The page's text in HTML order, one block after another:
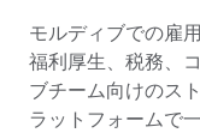
グローバル給
コンプライアン
Employer of
グローバル展開
各国の制度に対応
国別ガイド
/国別のグローバ
リソース
ツールと計算ツール
価格
モルディブでの雇
福利厚生、税務、
ブチーム向けのス
ラットフォームで